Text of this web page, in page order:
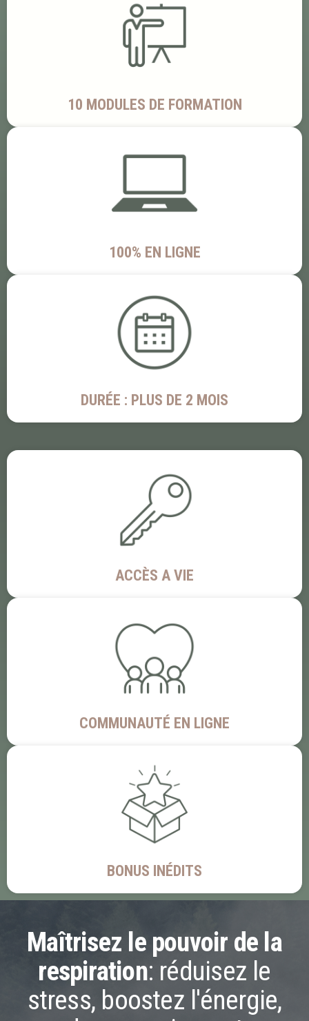
10 MODULES DE FORMATION
100% EN LIGNE
DURÉE : PLUS DE 2 MOIS
ACCÈS A VIE
COMMUNAUTÉ EN LIGNE
BONUS INÉDITS
Maîtrisez le pouvoir de la
respiration: réduisez le
stress, boostez l'énergie,